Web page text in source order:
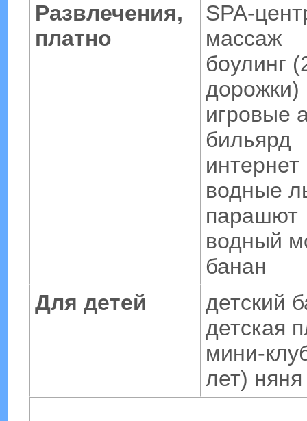
Развлечения,
платно
SPA-
массаж
боулинг
дорожки)
игровые
бильярд
интернет
водные
парашют
водный
банан
Для детей
детский
детская
мини-
лет) няня